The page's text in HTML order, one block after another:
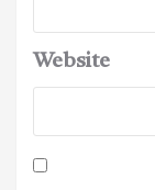
Website